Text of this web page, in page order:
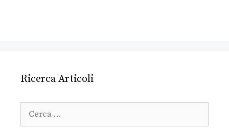
Ricerca Articoli